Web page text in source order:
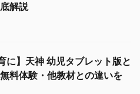
解説
に】天神 幼児タブレット版と
料体験・他教材との違いを